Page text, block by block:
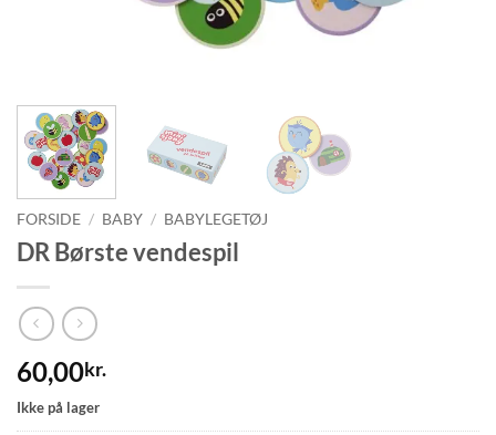
FORSIDE / BABY / BABYLEGETØJ
DR Børste vendespil
60,00kr.
Ikke på lager